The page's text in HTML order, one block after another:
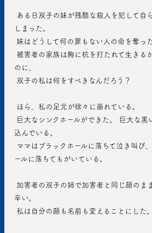
しまった。
妹はどうして何の罪もない人の命を奪っ
のに、
双子の私は何をすべきなんだろう？
ほら、私の足元が徐々に崩れている。
込んでいる。
ールに落ちてもがいている。
辛い。
私は自分の顔も名前も変えることにした。